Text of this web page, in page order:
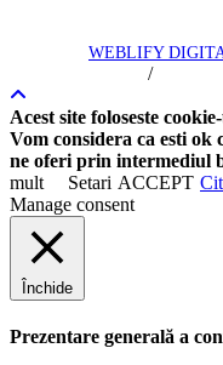
WEBLIFY
/
Acest site foloseste
Vom considera ca esti ok
ne oferi prin intermediul
mult
Setari ACCEPT
Manage consent
Închide
Prezentare generală a